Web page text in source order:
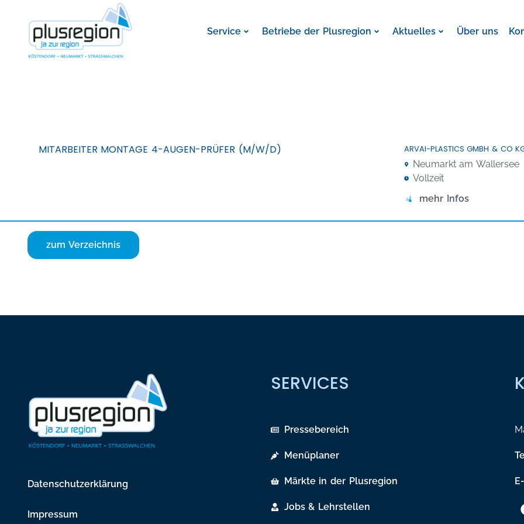
Service Betriebe der Plusregion Aktuelles Über uns
MITARBEITER MONTAGE 4-AUGEN-PRÜFER (M/W/D) ARVAI-PLASTICS GMBH & CO
Neumarkt am Wallersee
Vollzeit
mehr Infos
zum Verzeichnis
Datenschutzerklärung
Impressum
SERVICES
Pressebereich
Menüplaner
Märkte in der Plusregion
Jobs & Lehrstellen